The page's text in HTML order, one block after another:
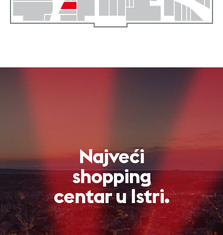
Najveći
shopping
centar u Istri.